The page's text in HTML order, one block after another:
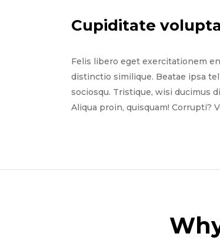
Cupiditate
Felis libero eget exercitationem
distinctio similique. Beatae ipsa
sociosqu. Tristique, wisi ducimus
Aliqua proin, quisquam! Corrupti?